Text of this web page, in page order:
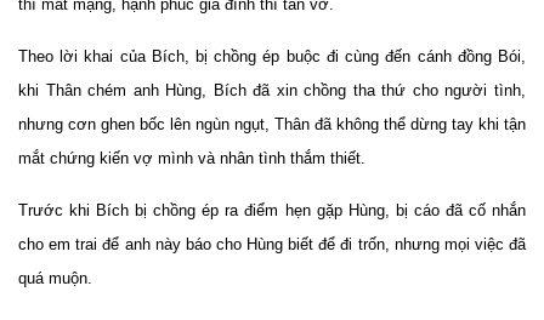
thì mất mạng, hạnh phúc gia đình thì tan vỡ.
Theo lời khai của Bích, bị chồng ép buộc đi cùng đến cánh đồng Bói,
khi Thân chém anh Hùng, Bích đã xin chồng tha thứ cho người tình,
nhưng cơn ghen bốc lên ngùn ngụt, Thân đã không thể dừng tay khi tận
mắt chứng kiến vợ mình và nhân tình thắm thiết.
Trước khi Bích bị chồng ép ra điểm hẹn gặp Hùng, bị cáo đã cố nhắn
cho em trai để anh này báo cho Hùng biết để đi trốn, nhưng mọi việc đã
quá muộn.